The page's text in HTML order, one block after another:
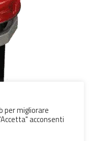
per migliorare
acconsenti